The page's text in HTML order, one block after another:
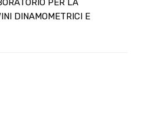
PER LA
DINAMOMETRICI E